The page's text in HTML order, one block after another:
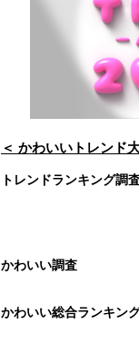
かわいいトレンド
トレンドランキング調
かわいい調査
かわいい総合ランキン